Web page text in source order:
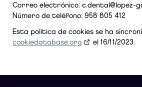
Correo electrónico: c.dental@lopez-
Número de teléfono: 958 805 412
Esta política de cookies se ha
cookiedatabase.org
el 16/11/2023.